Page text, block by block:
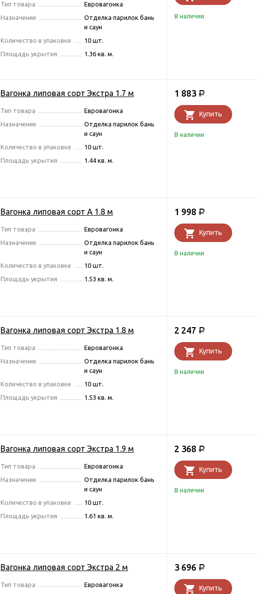
Тип товара
Евровагонка
Назначение
Отделка парилок бань
и саун
Количество в упаковке
10 шт.
Площадь укрытия
1.36 кв. м.
В наличии
Вагонка липовая сорт Экстра 1.7 м
Тип товара
Евровагонка
Назначение
Отделка парилок бань
и саун
Количество в упаковке
10 шт.
Площадь укрытия
1.44 кв. м.
1 883 Р
Купить
В наличии
Вагонка липовая сорт А 1.8 м
Тип товара
Евровагонка
Назначение
Отделка парилок бань
и саун
Количество в упаковке
10 шт.
Площадь укрытия
1.53 кв. м.
1 998 Р
Купить
В наличии
Вагонка липовая сорт Экстра 1.8 м
Тип товара
Евровагонка
Назначение
Отделка парилок бань
и саун
Количество в упаковке
10 шт.
Площадь укрытия
1.53 кв. м.
2 247 Р
Купить
В наличии
Вагонка липовая сорт Экстра 1.9 м
Тип товара
Евровагонка
Назначение
Отделка парилок бань
и саун
Количество в упаковке
10 шт.
Площадь укрытия
1.61 кв. м.
2 368 Р
Купить
В наличии
Вагонка липовая сорт Экстра 2 м
Тип товара
Евровагонка
3 696 Р
Купить